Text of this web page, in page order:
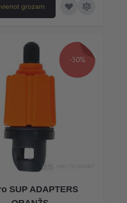
grozam
-30%
SUP ADAPTERS